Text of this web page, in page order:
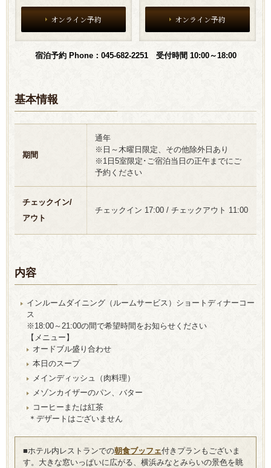
オンライン予約 オンライン予約
宿泊予約 Phone：045-682-2251 受付時間 10:00～18:00
基本情報
期間
通年
※日～木曜日限定、その他除外日あり
※1日5室限定･ご宿泊当日の正午までにご
予約ください
チェックイン/
アウト
チェックイン 17:00 / チェックアウト 11:00
内容
インルームダイニング（ルームサービス）ショートディナーコー
ス
※18:00～21:00の間で希望時間をお知らせください
【メニュー】
オードブル盛り合わせ
本日のスープ
メインディッシュ（肉料理）
メゾンカイザーのパン、バター
コーヒーまたは紅茶
＊デザートはございません
■ホテル内レストランでの朝食ブッフェ付きプランもございま
す。 大きな窓いっぱいに広がる、横浜みなとみらいの景色を眺